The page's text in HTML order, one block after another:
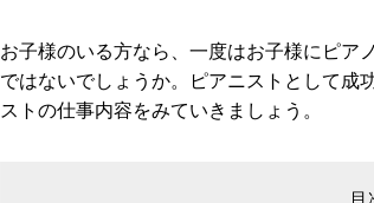
お子様のいる方なら、一度はお子様にピア
ではないでしょうか。ピアニストとして成
ストの仕事内容をみていきましょう。